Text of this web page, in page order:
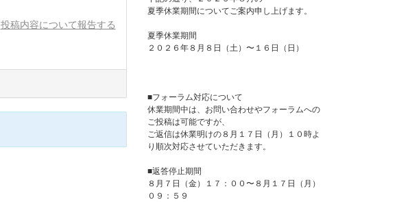
投稿内容について報告する
夏季休業期間についてご案内申し上げます。
夏季休業期間
２０２６年８月８日（土）〜１６日（日）
■フォーラム対応について
休業期間中は、お問い合わせやフォーラムへの
ご投稿は可能ですが、
ご返信は休業明けの８月１７日（月）１０時よ
り順次対応させていただきます。
■返答停止期間
８月７日（金）１７：００〜８月１７日（月）
０９：５９